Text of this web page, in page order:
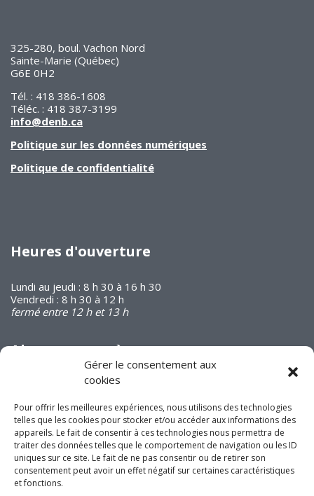
Gérer le consentement aux
cookies
Pour offrir les meilleures expériences, nous utilisons des technologies
telles que les cookies pour stocker et/ou accéder aux informations des
appareils. Le fait de consentir à ces technologies nous permettra de
traiter des données telles que le comportement de navigation ou les ID
uniques sur ce site. Le fait de ne pas consentir ou de retirer son
consentement peut avoir un effet négatif sur certaines caractéristiques
et fonctions.
325-280, boul. Vachon Nord
Sainte-Marie (Québec)
G6E 0H2
Tél. : 418 386-1608
Téléc. : 418 387-3199
info@denb.ca
Politique sur les données numériques
Politique de confidentialité
Heures d'ouverture
Lundi au jeudi : 8 h 30 à 16 h 30
Vendredi : 8 h 30 à 12 h
fermé entre 12 h et 13 h
Abonnez-vous à
notre infolettre
Joignez-vous à nous
sur les réseaux
sociaux!